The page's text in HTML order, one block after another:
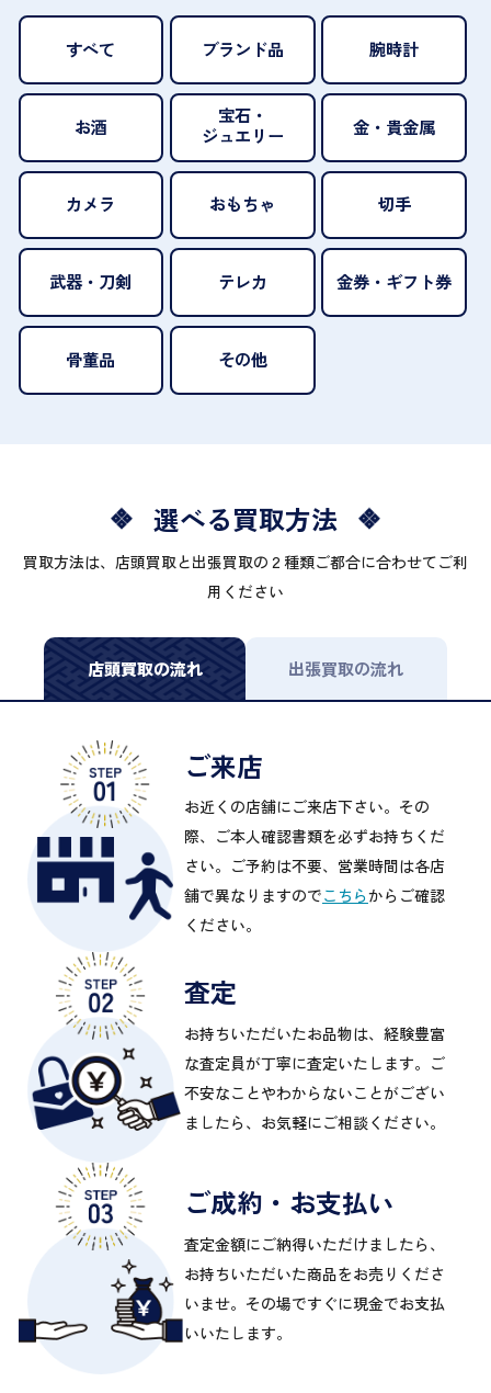
すべて ブランド品 腕時計
お酒
宝石・
ジュエリー
金・貴金属
カメラ おもちゃ 切手
武器・刀剣 テレカ 金券・ギフト券
骨董品 その他
選べる買取方法
買取方法は、店頭買取と出張買取の２種類ご都合に合わせてご利
用ください
店頭買取の流れ 出張買取の流れ
ご来店
お近くの店舗にご来店下さい。その
際、ご本人確認書類を必ずお持ちくだ
さい。ご予約は不要、営業時間は各店
舗で異なりますのでこちらからご確認
ください。
査定
お持ちいただいたお品物は、経験豊富
な査定員が丁寧に査定いたします。ご
不安なことやわからないことがござい
ましたら、お気軽にご相談ください。
ご成約・お支払い
査定金額にご納得いただけましたら、
お持ちいただいた商品をお売りくださ
いませ。その場ですぐに現金でお支払
いいたします。